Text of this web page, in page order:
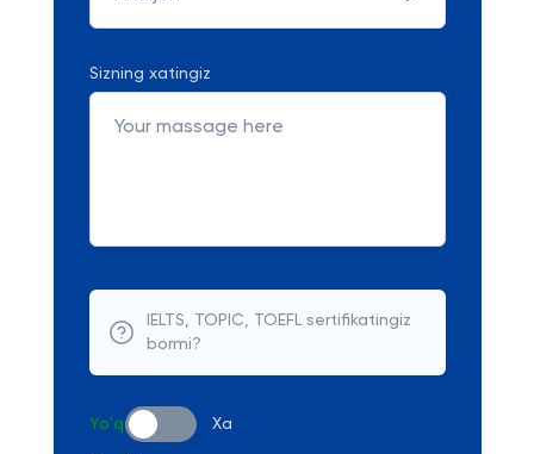
Sizning xatingiz
IELTS, TOPIC, TOEFL sertifikatingiz
bormi?
Yo'q Xa